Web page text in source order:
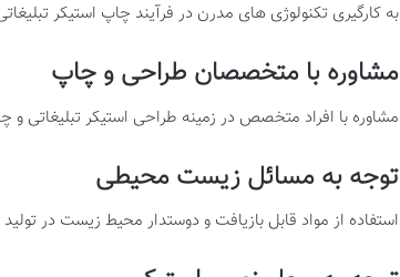
به کارگیری تکنولوژی های مدرن در فرآیند چاپ استیکر
مشاوره با متخصصان طراحی و چاپ
مشاوره با افراد متخصص در زمینه طراحی استیکر تبلیغاتی
توجه به مسائل زیست محیطی
استفاده از مواد قابل بازیافت و دوستدار محیط زیست در